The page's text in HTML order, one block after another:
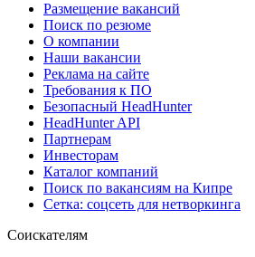
Размещение вакансий
Поиск по резюме
О компании
Наши вакансии
Реклама на сайте
Требования к ПО
Безопасный HeadHunter
HeadHunter API
Партнерам
Инвесторам
Каталог компаний
Поиск по вакансиям на Кипре
Сетка: соцсеть для нетворкинга
Соискателям